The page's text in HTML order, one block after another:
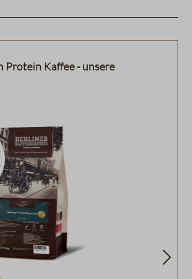
Protein Kaffee - unsere
das Diagramm: